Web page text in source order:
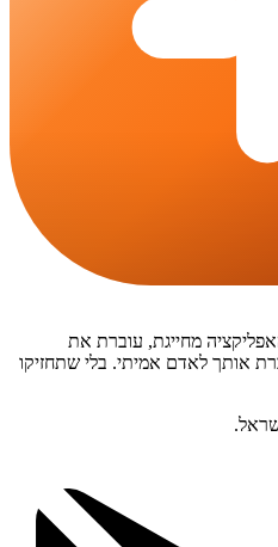
מחייגת, עוברת את
אותך לאדם אמיתי. בלי שתחזיקו